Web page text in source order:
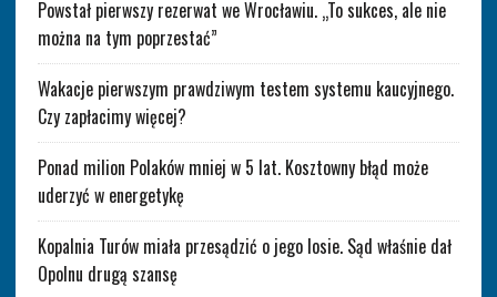
Powstał pierwszy rezerwat we Wrocławiu. „To sukces, ale nie
można na tym poprzestać”
Wakacje pierwszym prawdziwym testem systemu kaucyjnego.
Czy zapłacimy więcej?
Ponad milion Polaków mniej w 5 lat. Kosztowny błąd może
uderzyć w energetykę
Kopalnia Turów miała przesądzić o jego losie. Sąd właśnie dał
Opolnu drugą szansę